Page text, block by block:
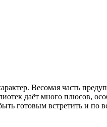
Весомая часть
даёт много плюсов,
готовым встретить и